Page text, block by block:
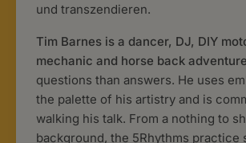
und transzendieren.
Tim Barnes is a dancer, DJ, DIY
mechanic and horse back
questions than answers. He uses
the palette of his artistry and is
walking his talk. From a nothing to
background, the 5Rhythms practice